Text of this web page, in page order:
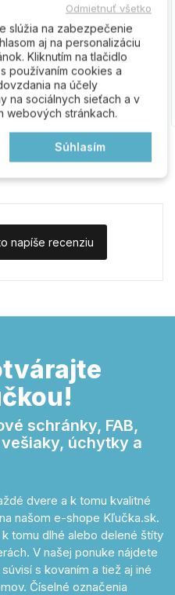
D3645 poštová schránka
čierna
37,90 € 31,60 €
Do košíka
napíše recenziu
schránky, FAB,
úchytky a
dvere a k tomu kvalitné
našom e-shope Kľučka.sk.
tomu dlhé alebo delené štíty
V našej ponuke nájdete
s kovaním a tiež aj iné
Číselné označenia
Odmietnuť všetko
slúžia na zabezpečenie
aj na personalizáciu
Kliknutím na tlačidlo
používaním cookies a
na účely
na sociálnych sieťach a v
webových stránkach.
Súhlasím